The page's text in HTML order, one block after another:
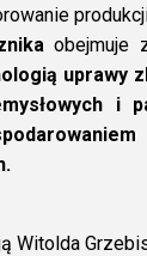
obejmuje
uprawy
i
Witolda